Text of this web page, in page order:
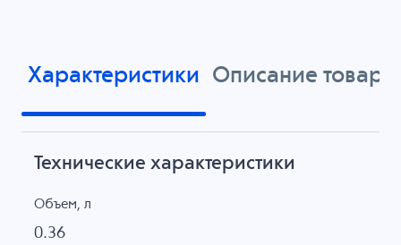
Характеристики Описание товара
Технические характеристики
Объем, л
0.36